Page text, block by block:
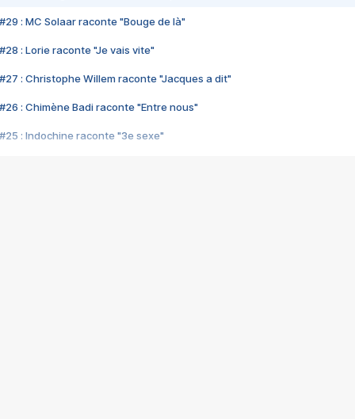
#29 : MC Solaar raconte "Bouge de là"
#28 : Lorie raconte "Je vais vite"
#27 : Christophe Willem raconte "Jacques a dit"
#26 : Chimène Badi raconte "Entre nous"
#25 : Indochine raconte "3e sexe"